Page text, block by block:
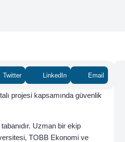
Twitter LinkedIn Email
projesi kapsamında güvenlik
Uzman bir ekip
TOBB Ekonomi ve